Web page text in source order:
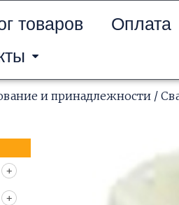
товаров Оплата
и принадлежности /